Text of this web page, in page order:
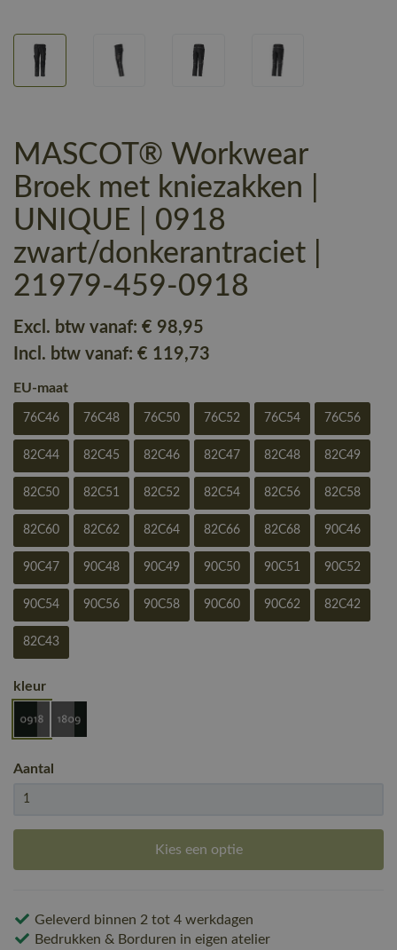
MASCOT® Workwear
Broek met kniezakken |
UNIQUE | 0918
zwart/donkerantraciet |
21979-459-0918
Excl. btw vanaf: € 98,95
Incl. btw vanaf: € 119,73
EU-maat
76C46 76C48 76C50 76C52 76C54 76C56
82C44 82C45 82C46 82C47 82C48 82C49
82C50 82C51 82C52 82C54 82C56 82C58
82C60 82C62 82C64 82C66 82C68 90C46
90C47 90C48 90C49 90C50 90C51 90C52
90C54 90C56 90C58 90C60 90C62 82C42
82C43
kleur
Aantal
Kies een optie
Geleverd binnen 2 tot 4 werkdagen
Bedrukken & Borduren in eigen atelier